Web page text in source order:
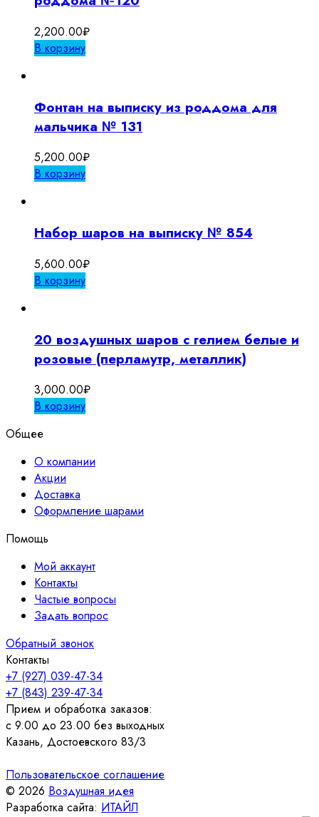
2,200.00₽
В корзину
Фонтан на выписку из роддома для
мальчика № 131
5,200.00₽
В корзину
Набор шаров на выписку № 854
5,600.00₽
В корзину
20 воздушных шаров с гелием белые и
розовые (перламутр, металлик)
3,000.00₽
В корзину
Общее
О компании
Акции
Доставка
Оформление шарами
Помощь
Мой аккаунт
Контакты
Частые вопросы
Задать вопрос
Обратный звонок
Контакты
+7 (927) 039-47-34
+7 (843) 239-47-34
Прием и обработка заказов:
с 9.00 до 23.00 без выходных
Казань, Достоевского 83/3
Пользовательское соглашение
© 2026 Воздушная идея
Разработка сайта: ИТАЙЛ